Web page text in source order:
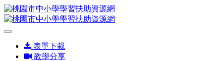
表單下載
教學分享